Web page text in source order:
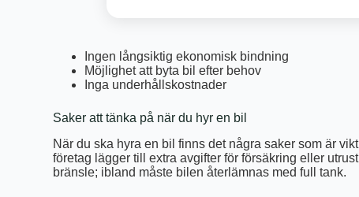
Ingen långsiktig ekonomisk bindning
Möjlighet att byta bil efter behov
Inga underhållskostnader
Saker att tänka på när du hyr en bil
När du ska hyra en bil finns det några saker som är
företag lägger till extra avgifter för försäkring eller
bränsle; ibland måste bilen återlämnas med full tank.